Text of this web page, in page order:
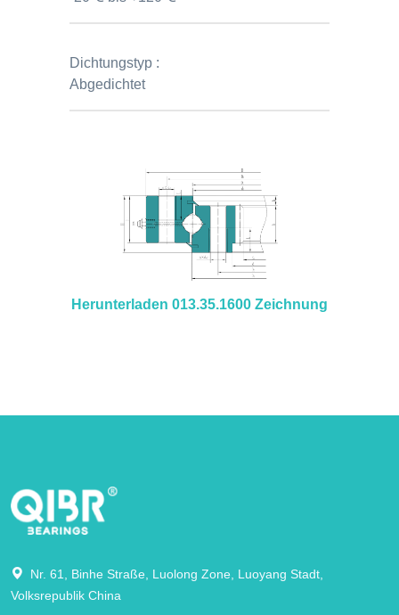
Dichtungstyp :
Abgedichtet
Herunterladen 013.35.1600 Zeichnung
Nr. 61, Binhe Straße, Luolong Zone, Luoyang Stadt,
Volksrepublik China